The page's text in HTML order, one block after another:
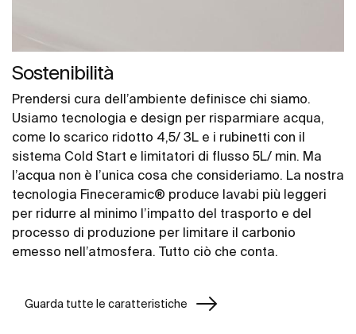
Sostenibilità
Prendersi cura dell’ambiente definisce chi siamo.
Usiamo tecnologia e design per risparmiare acqua,
come lo scarico ridotto 4,5/ 3L e i rubinetti con il
sistema Cold Start e limitatori di flusso 5L/ min. Ma
l’acqua non è l’unica cosa che consideriamo. La nostra
tecnologia Fineceramic® produce lavabi più leggeri
per ridurre al minimo l’impatto del trasporto e del
processo di produzione per limitare il carbonio
emesso nell’atmosfera. Tutto ciò che conta.
Guarda tutte le caratteristiche